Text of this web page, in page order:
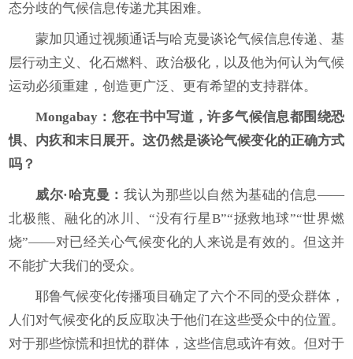
态分歧的气候信息传递尤其困难。
蒙加贝通过视频通话与哈克曼谈论气候信息传递、基
层行动主义、化石燃料、政治极化，以及他为何认为气候
运动必须重建，创造更广泛、更有希望的支持群体。
Mongabay ：您在书中写道，许多气候信息都围绕恐
惧、内疚和末日展开。这仍然是谈论气候变化的正确方式
吗？
威尔·哈克曼： 我认为那些以自然为基础的信息——
北极熊、融化的冰川、“没有行星B”“拯救地球”“世界燃
烧”——对已经关心气候变化的人来说是有效的。但这并
不能扩大我们的受众。
耶鲁气候变化传播项目确定了六个不同的受众群体，
人们对气候变化的反应取决于他们在这些受众中的位置。
对于那些惊慌和担忧的群体，这些信息或许有效。但对于